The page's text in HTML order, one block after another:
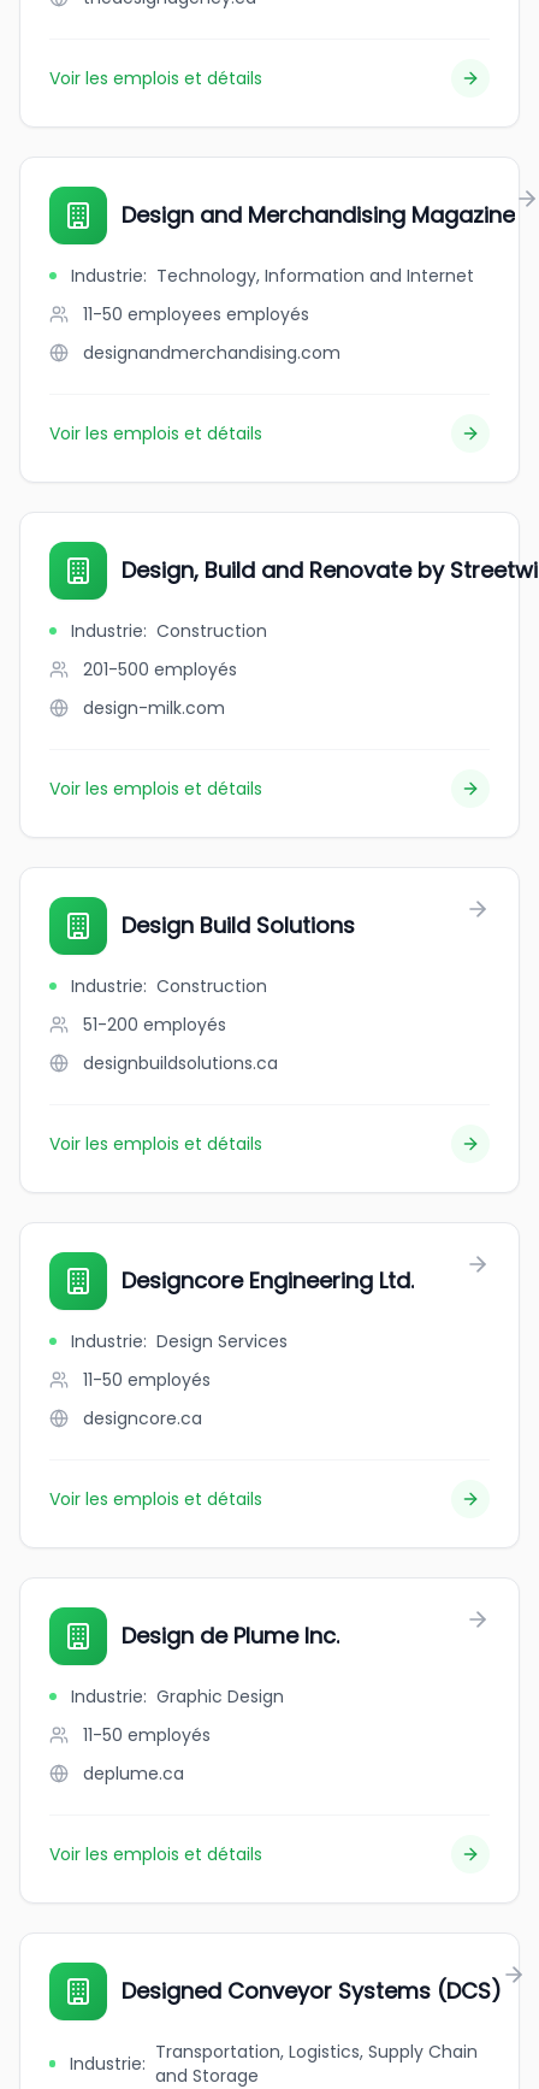
Voir les emplois et détails
Design and Merchandising Magazine
Industrie: Technology, Information and Internet
11-50 employees employés
designandmerchandising.com
Voir les emplois et détails
Design, Build and Renovate by
Industrie: Construction
201-500 employés
design-milk.com
Voir les emplois et détails
Design Build Solutions
Industrie: Construction
51-200 employés
designbuildsolutions.ca
Voir les emplois et détails
Designcore Engineering Ltd.
Industrie: Design Services
11-50 employés
designcore.ca
Voir les emplois et détails
Design de Plume Inc.
Industrie: Graphic Design
11-50 employés
deplume.ca
Voir les emplois et détails
Designed Conveyor Systems (DCS)
Industrie: Transportation, Logistics, Supply Chain
and Storage